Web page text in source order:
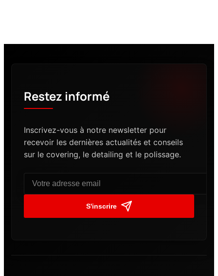
Restez informé
Inscrivez-vous à notre newsletter pour
recevoir les dernières actualités et conseils
sur le covering, le detailing et le polissage.
S'inscrire